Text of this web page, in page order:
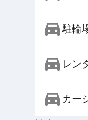
駐輪
レン
カー